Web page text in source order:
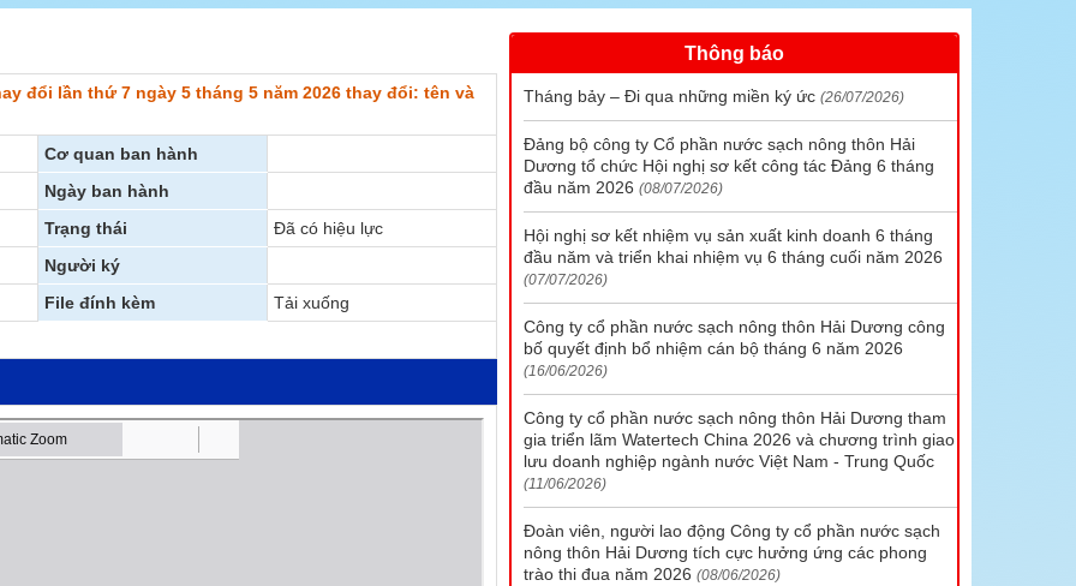
đoàn
thanh niên
bản nội bộ
Công bố thông tin doanh nghiệp
Tài liệu ĐHĐCĐ năm 2026
Kết quả XNN
Thông báo khác
Hướng dẫn thanh toán tiền nước trực tuyến
Quy trình lắp mới đồng hồ
Hóa đơn điện tử
Lịch chốt số công tơ và thu tiền
Chi nhánh cấp nước số 1
Chi nhánh cấp nước số 2
Chi nhánh cấp nước số 3
Chi nhánh cấp nước số 4
Chi nhánh cấp nước số 5
Chi nhánh cấp nước số 6
Chi nhánh cấp nước số 8
Hotline liên hệ các chi nhánh
đổi lần thứ 7 ngày 5 tháng 5 năm 2026 thay đổi: tên và
Cơ quan ban hành
Ngày ban hành
Trạng thái
Đã có hiệu lực
Người ký
File đính kèm
Tải xuống
Thông báo
Tháng bảy – Đi qua những miền ký ức (26/07/2026)
Đảng bộ công ty Cổ phần nước sạch nông thôn Hải
Dương tổ chức Hội nghị sơ kết công tác Đảng 6 tháng
đầu năm 2026 (08/07/2026)
Hội nghị sơ kết nhiệm vụ sản xuất kinh doanh 6 tháng
đầu năm và triển khai nhiệm vụ 6 tháng cuối năm 2026
(07/07/2026)
Công ty cổ phần nước sạch nông thôn Hải Dương công
bố quyết định bổ nhiệm cán bộ tháng 6 năm 2026
(16/06/2026)
Công ty cổ phần nước sạch nông thôn Hải Dương tham
gia triển lãm Watertech China 2026 và chương trình giao
lưu doanh nghiệp ngành nước Việt Nam - Trung Quốc
(11/06/2026)
Đoàn viên, người lao động Công ty cổ phần nước sạch
nông thôn Hải Dương tích cực hưởng ứng các phong
trào thi đua năm 2026 (08/06/2026)